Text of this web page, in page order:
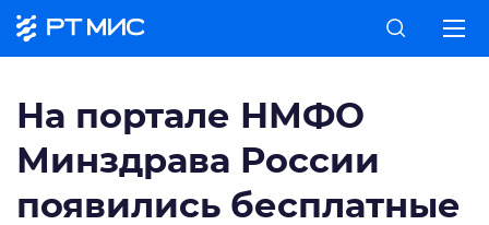
На портале НМФО
Минздрава России
появились бесплатные